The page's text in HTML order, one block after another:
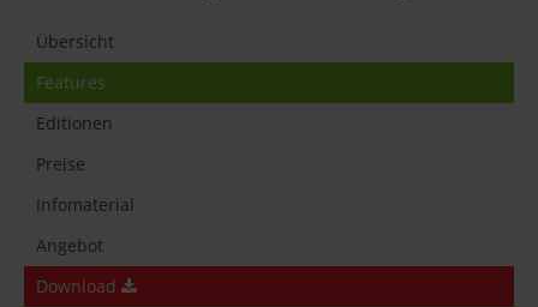
Übersicht
Features
Editionen
Preise
Infomaterial
Angebot
Download